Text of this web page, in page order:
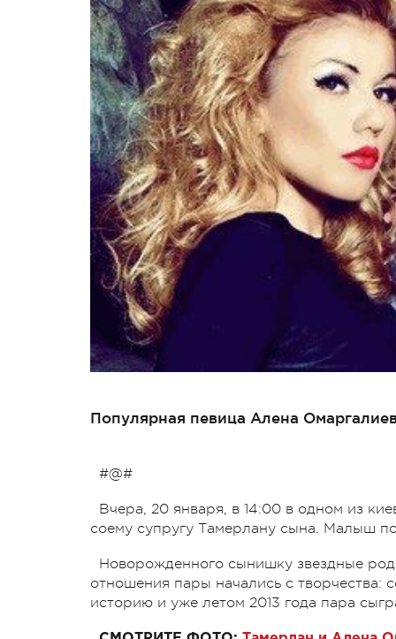
Популярная певица Алена
#@#
Вчера, 20 января, в 14:00 в одном из
соему супругу Тамерлану сына. Малыш
Новорожденного сынишку звездные
отношения пары начались с творчества:
историю и уже летом 2013 года пара